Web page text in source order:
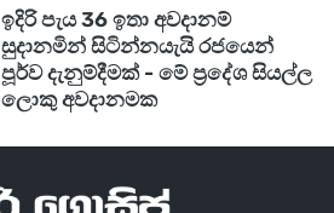
ඉදිරි පැය 36 ඉතා අවදානම්
සුදානමින් සිටින්නයැයි රජයෙන්
පූර්ව දැනුම්දීමක් - මේ ප්‍රදේශ සියල්ල
ලොකු අවදානමක